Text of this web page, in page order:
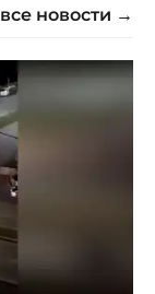
все новости →